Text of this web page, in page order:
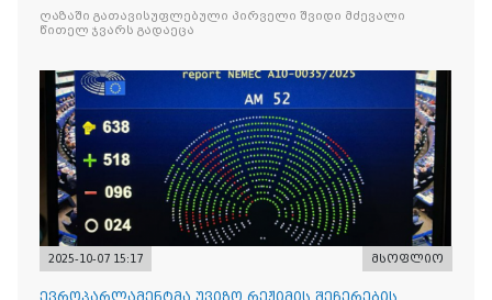
ღაზაში გათავისუფლებული პირველი შვიდი მძევალი
წითელ ჯვარს გადაეცა
2025-10-07 15:17 მსოფლიო